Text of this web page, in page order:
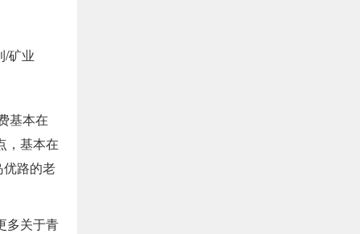
/矿业
基本在
，基本在
路的老
多关于青